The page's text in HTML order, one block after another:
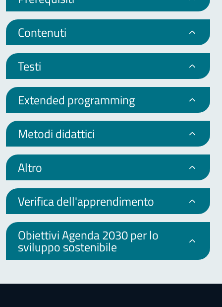
Contenuti
Testi
Extended programming
Metodi didattici
Altro
Verifica dell'apprendimento
Obiettivi Agenda 2030 per lo
sviluppo sostenibile